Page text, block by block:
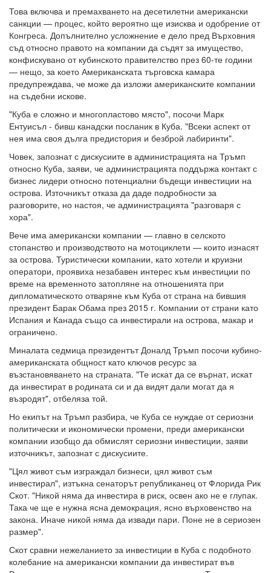
Това включва и премахването на десетилетни американски
санкции — процес, който вероятно ще изисква и одобрение от
Конгреса. Допълнително усложнение е дело пред Върховния
съд относно правото на компании да съдят за имущество,
конфискувано от кубинското правителство през 60-те години
— нещо, за което Американската търговска камара
предупреждава, че може да изложи американските компании
на съдебни искове.
"Куба е сложно и многопластово място", посочи Марк
Ентуисъл - бивш канадски посланик в Куба. "Всеки аспект от
нея има своя дълга предистория и безброй лабиринти".
Човек, запознат с дискусиите в администрацията на Тръмп
относно Куба, заяви, че администрацията поддържа контакт с
бизнес лидери относно потенциални бъдещи инвестиции на
острова. Източникът отказа да даде подробности за
разговорите, но настоя, че администрацията "разговаря с
хора".
Вече има американски компании — главно в селското
стопанство и производството на мотоциклети — които изнасят
за острова. Туристически компании, като хотели и круизни
оператори, проявиха незабавен интерес към инвестиции по
време на временното затопляне на отношенията при
дипломатическото отваряне към Куба от страна на бившия
президент Барак Обама през 2015 г. Компании от страни като
Испания и Канада също са инвестирали на острова, макар и
ограничено.
Миналата седмица президентът Доналд Тръмп посочи кубино-
американската общност като ключов ресурс за
възстановяването на страната. "Те искат да се върнат, искат
да инвестират в родината си и да видят дали могат да я
възродят", отбеляза той.
Но екипът на Тръмп разбира, че Куба се нуждае от сериозни
политически и икономически промени, преди американски
компании изобщо да обмислят сериозни инвестиции, заяви
източникът, запознат с дискусиите.
"Цял живот съм изграждал бизнеси, цял живот съм
инвестирал", изтъкна сенаторът републиканец от Флорида Рик
Скот. "Никой няма да инвестира в риск, освен ако не е глупак.
Така че ще е нужна ясна демокрация, ясно върховенство на
закона. Иначе никой няма да извади пари. Поне не в сериозен
размер".
Скот сравни нежеланието за инвестиции в Куба с подобното
колебание на американски компании да инвестират във